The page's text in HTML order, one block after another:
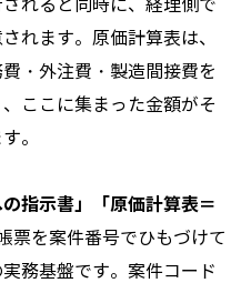
れると同時に、経理側で
れます。原価計算表は、
・外注費・製造間接費を
ここに集まった金額がそ
。
の指示書」「原価計算表＝
票を案件番号でひもづけて
務基盤です。案件コード